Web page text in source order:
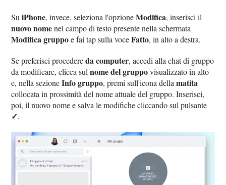
SuiPhone, invece, seleziona l'opzioneModifica, inserisci il
nuovo nomenel campo di testo presente nella schermata
Modifica gruppoe fai tap sulla voceFatto, in alto a destra.
Se preferisci procedereda computer, accedi alla chat di gruppo
da modificare, clicca sulnome del gruppovisualizzato in alto
e, nella sezioneInfo gruppo, premi sull'icona dellamatita
collocata in prossimità del nome attuale del gruppo. Inserisci,
poi, il nuovo nome e salva le modifiche cliccando sul pulsante
✓.